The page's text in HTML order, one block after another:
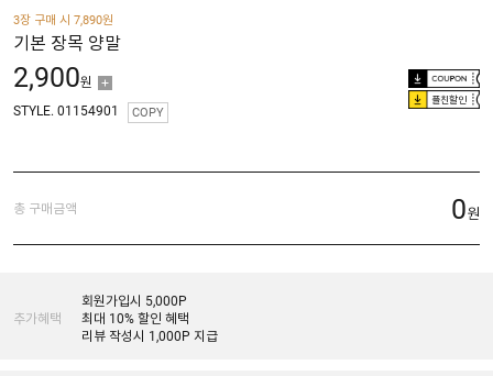
3장 구매 시 7,890원
기본 장목 양말
2,900원
플친할인
STYLE. 01154901 COPY
총 구매금액 0원
추가혜택
회원가입시 5,000P
최대 10% 할인 혜택
리뷰 작성시 1,000P 지급